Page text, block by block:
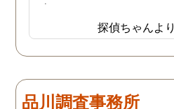
げてしまいました。そこで
探偵に夫の行動について調
査をしてもらうと、やはり
私の想像通り女と頻繁に会
た。さらに探偵が入手した
探偵ちゃんより
品川調査事務所